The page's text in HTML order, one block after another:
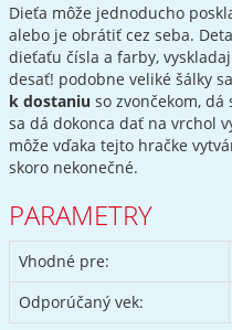
Dieťa môže jednoducho
alebo je obrátiť cez seba.
dieťaťu čísla a farby,
desať! podobne veliké šálky
k dostaniu so zvončekom,
sa dá dokonca dať na vrchol
môže vďaka tejto hračke
skoro nekonečné.
PARAMETRY
Vhodné pre:
Odporúčaný vek: